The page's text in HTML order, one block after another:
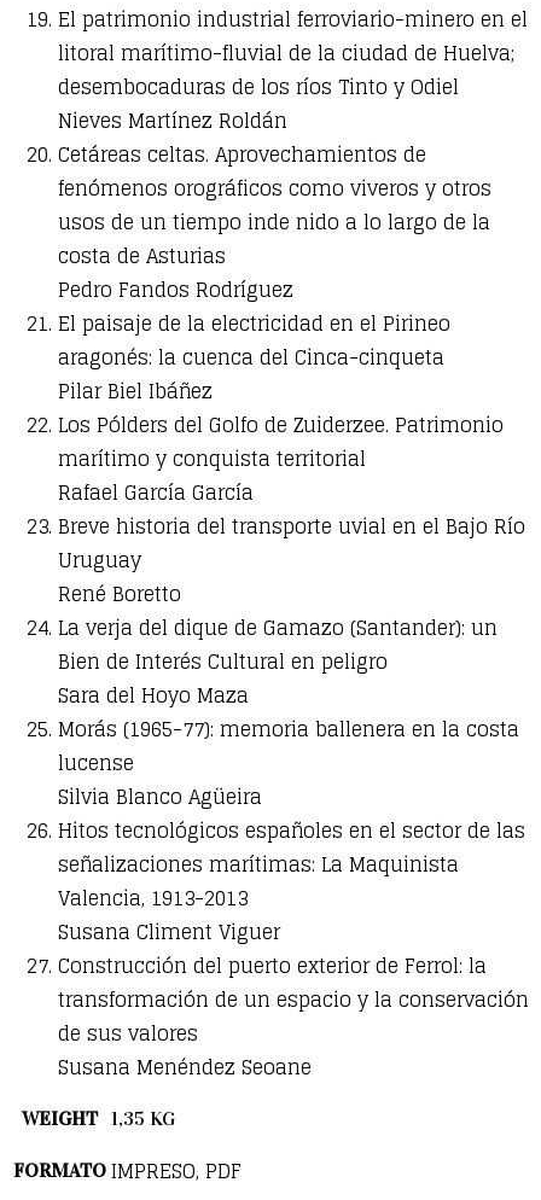
El patrimonio industrial ferroviario-minero en el
litoral marítimo-fluvial de la ciudad de Huelva;
desembocaduras de los ríos Tinto y Odiel
Nieves Martínez Roldán
Cetáreas celtas. Aprovechamientos de
fenómenos orográficos como viveros y otros
usos de un tiempo inde nido a lo largo de la
costa de Asturias
Pedro Fandos Rodríguez
El paisaje de la electricidad en el Pirineo
aragonés: la cuenca del Cinca-cinqueta
Pilar Biel Ibáñez
Los Pólders del Golfo de Zuiderzee. Patrimonio
marítimo y conquista territorial
Rafael García García
Breve historia del transporte uvial en el Bajo Río
Uruguay
René Boretto
La verja del dique de Gamazo (Santander): un
Bien de Interés Cultural en peligro
Sara del Hoyo Maza
Morás (1965-77): memoria ballenera en la costa
lucense
Silvia Blanco Agüeira
Hitos tecnológicos españoles en el sector de las
señalizaciones marítimas: La Maquinista
Valencia, 1913-2013
Susana Climent Viguer
Construcción del puerto exterior de Ferrol: la
transformación de un espacio y la conservación
de sus valores
Susana Menéndez Seoane
WEIGHT 1,35 KG
FORMATO IMPRESO, PDF